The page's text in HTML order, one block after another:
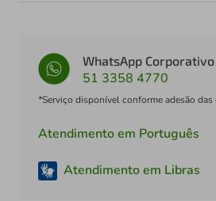
WhatsApp Corporativo
51 3358 4770
*Serviço disponível conforme adesão das
Atendimento em Português
Atendimento em Libras